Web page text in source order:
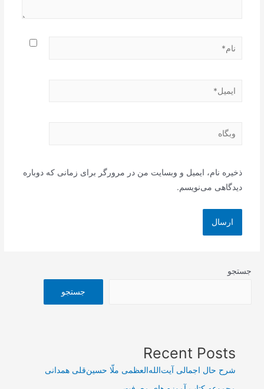
نام*
ایمیل*
وبگاه
ذخیره نام، ایمیل و وبسایت من در مرورگر برای زمانی که دوباره
دیدگاهی می‌نویسم.
جستجو
جستجو
Recent Posts
شرح حال اجمالی آیت‌الله‌العظمی ملّا حسین‌قلی همدانی